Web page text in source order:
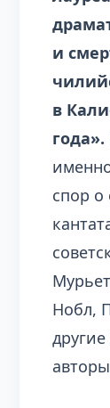
и
в
года».
спор о
Нобл,